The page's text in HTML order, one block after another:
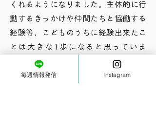
くれるようになりました。主体的に行
動するきっかけや仲間たちと協働する
経験等、こどものうちに経験出来たこ
とは大きな1歩になると思っていま
毎週情報発信 Instagram